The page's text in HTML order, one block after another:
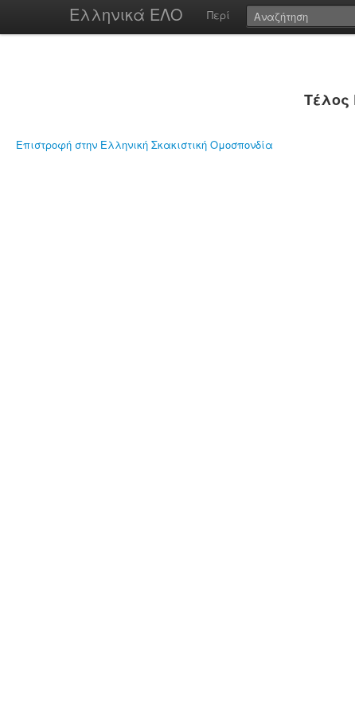
Ελληνικά ΕΛΟ Περί
Τέλος
Επιστροφή στην Ελληνική Σκακιστική Ομοσπονδία